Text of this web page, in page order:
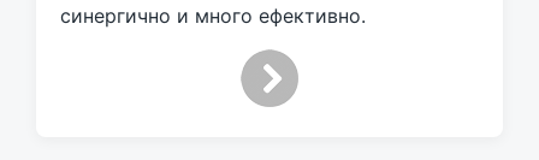
синергично и много ефективно.